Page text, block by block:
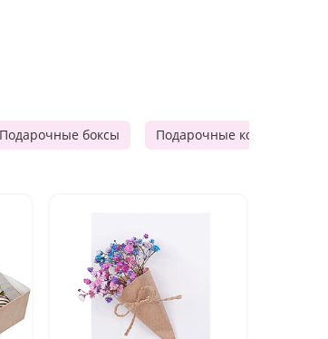
Подарочные боксы Подарочные корзины